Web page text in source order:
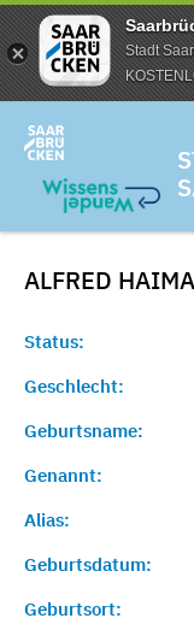
Stadt
ALFRED
Status:
Geschlecht:
Geburtsname:
Genannt:
Alias:
Geburtsdatum:
Geburtsort: